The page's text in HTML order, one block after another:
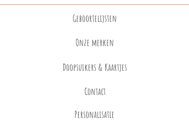
Geboortelijsten
Onze merken
Doopsuikers & Kaartjes
Contact
Personalisatie